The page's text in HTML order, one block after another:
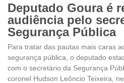
Deputado Goura é
audiência pelo
Segurança Pública
Para tratar das pautas mais caras
segurança pública, o deputado
com o secretário da Segurança
coronel Hudson Leôncio Teixeira,